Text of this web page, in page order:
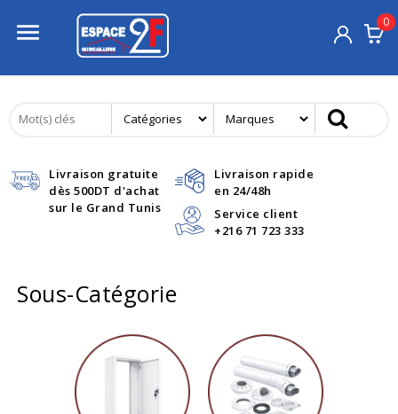
 0
Livraison gratuite
dès 500DT d'achat
sur le Grand Tunis
Livraison rapide
en 24/48h
Service client
+216 71 723 333
Sous-Catégorie